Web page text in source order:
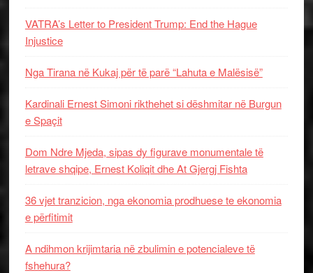
VATRA’s Letter to President Trump: End the Hague
Injustice
Nga Tirana në Kukaj për të parë “Lahuta e Malësisë”
Kardinali Ernest Simoni rikthehet si dëshmitar në Burgun
e Spaçit
Dom Ndre Mjeda, sipas dy figurave monumentale të
letrave shqipe, Ernest Koliqit dhe At Gjergj Fishta
36 vjet tranzicion, nga ekonomia prodhuese te ekonomia
e përfitimit
A ndihmon krijimtaria në zbulimin e potencialeve të
fshehura?